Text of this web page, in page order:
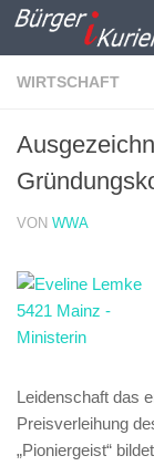
Zum Inhalt
WIRTSCHAFT
VON WWA
Leidenschaft das
Preisverleihung
„Pioniergeist“